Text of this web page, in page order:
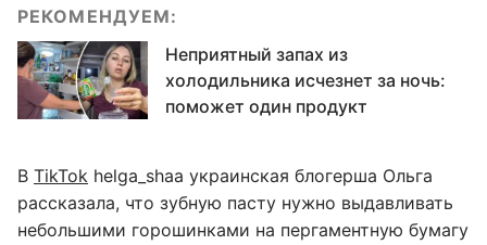
РЕКОМЕНДУЕМ:
Неприятный запах из
холодильника исчезнет за ночь:
поможет один продукт
В TikTok helga_shaa украинская блогерша Ольга
рассказала, что зубную пасту нужно выдавливать
небольшими горошинками на пергаментную бумагу